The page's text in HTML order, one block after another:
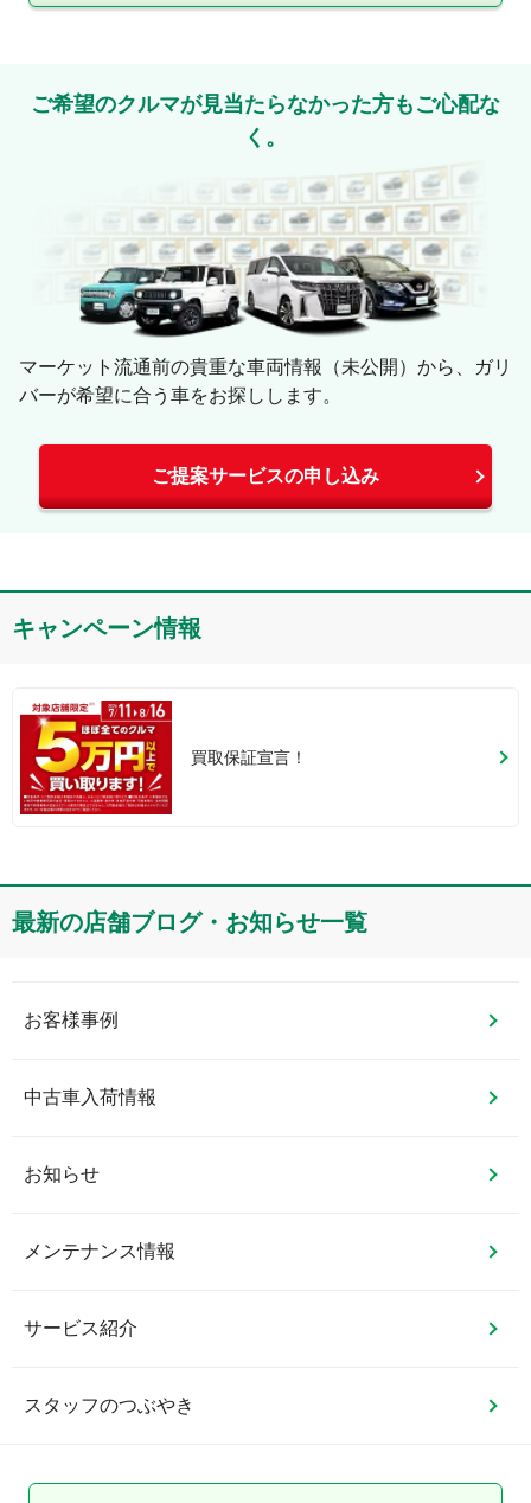
ご希望のクルマが見当たらなかった方もご心配な
く。
マーケット流通前の貴重な車両情報（未公開）から、ガリ
バーが希望に合う車をお探しします。
ご提案サービスの申し込み
キャンペーン情報
買取保証宣言！
最新の店舗ブログ・お知らせ一覧
お客様事例
中古車入荷情報
お知らせ
メンテナンス情報
サービス紹介
スタッフのつぶやき